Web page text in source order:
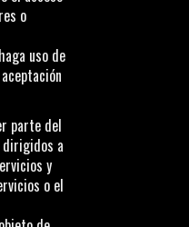
o
uso de
parte del
a
y
o el